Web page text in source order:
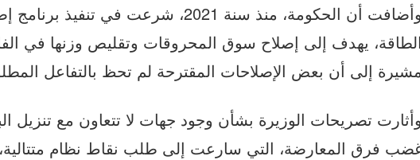
وأضافت أن الحكومة، منذ سنة 2021، شرعت في
الطاقة، يهدف إلى إصلاح سوق المحروقات وتقليص وزنها في
مشيرة إلى أن بعض الإصلاحات المقترحة لم تحظ بالتفاعل
وأثارت تصريحات الوزيرة بشأن وجود جهات لا تتعاون مع تنزيل
فرق المعارضة، التي سارعت إلى طلب نقاط نظام متتالية،